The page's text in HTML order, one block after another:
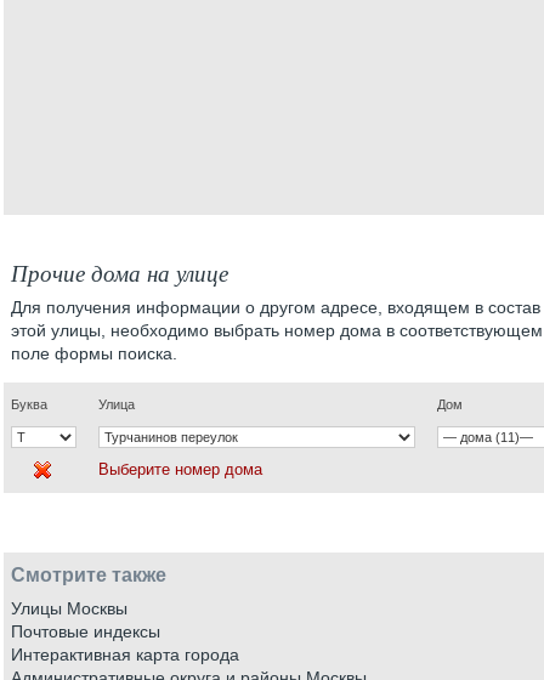
Прочие дома на улице
Для получения информации о другом адресе, входящем в состав
этой улицы, необходимо выбрать номер дома в соответствующем
поле формы поиска.
Буква Улица Дом
Выберите номер дома
Смотрите также
Улицы Москвы
Почтовые индексы
Интерактивная карта города